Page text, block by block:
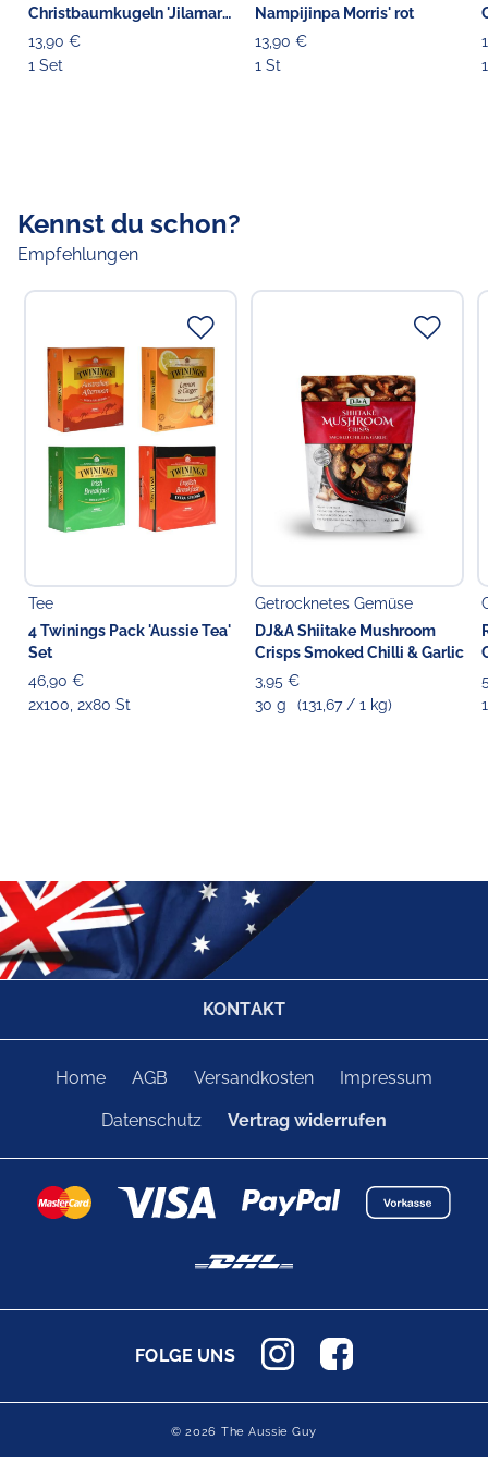
Christbaumkugeln 'Jilamara'
3er
13,90 €
1 Set
Nampijinpa Morris' rot
13,90 €
1 St
Kennst du schon?
Empfehlungen
Tee
4 Twinings Pack 'Aussie Tea'
Set
46,90 €
2x100, 2x80 St
Getrocknetes Gemüse
DJ&A Shiitake Mushroom
Crisps Smoked Chilli & Garlic
3,95 €
30 g
(131,67 / 1 kg)
KONTAKT
Home AGB Versandkosten Impressum
Datenschutz Vertrag widerrufen
FOLGE UNS
© 2026 The Aussie Guy